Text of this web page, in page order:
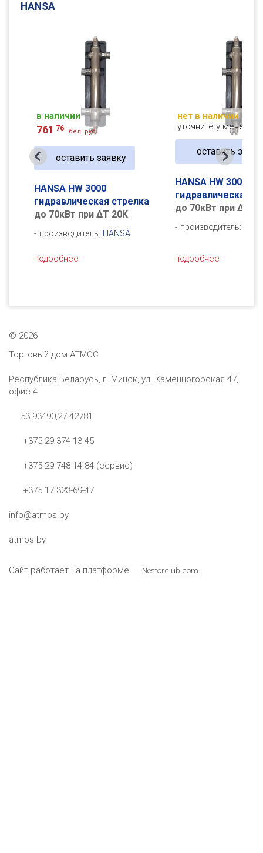
HANSA
гидравлическая стрелка
до 70кВт при ΔT 20K
подробнее
нет в наличии
уточните у менеджера
HANSA HW 3000
гидравлическая
до 70кВт при ΔT
производитель:
подробнее
нет в наличии
уточните у
оставить
© 2026
Торговый дом АТМОС
Республика Беларусь, г. Минск, ул. Каменногорская 47,
офис 4
53.93490,27.42781
+375 29 374-13-45
+375 29 748-14-84 (сервис)
+375 17 323-69-47
info@atmos.by
atmos.by
Сайт работает на платформе Nestorclub.com